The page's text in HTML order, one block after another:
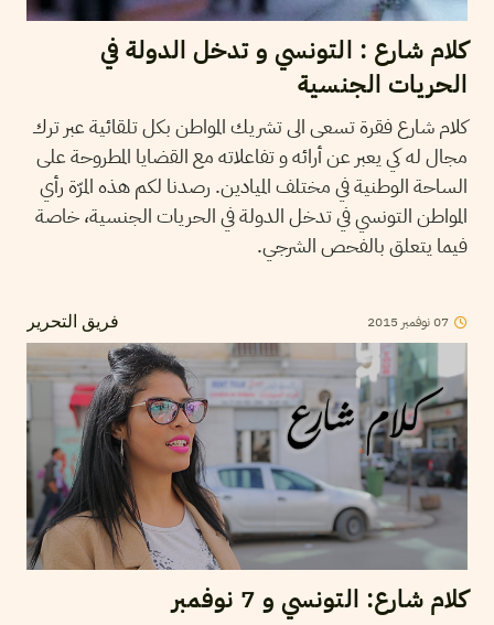
كلام شارع : التونسي و تدخل الدولة في
الحريات الجنسية
كلام شارع فقرة تسعى الى تشريك المواطن بكل تلقائية عبر ترك
مجال له كي يعبر عن أرائه و تفاعلاته مع القضايا المطروحة على
الساحة الوطنية في مختلف الميادين. رصدنا لكم هذه المرّة رأي
المواطن التونسي في تدخل الدولة في الحريات الجنسية، خاصة
فيما يتعلق بالفحص الشرجي.
فريق التحرير 07نوفمبر 2015
كلام شارع: التونسي و 7 نوفمبر